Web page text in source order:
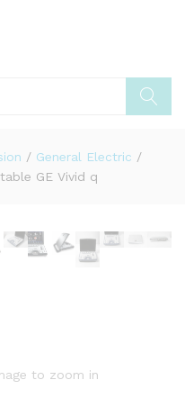
/ General Electric /
GE Vivid q
to zoom in